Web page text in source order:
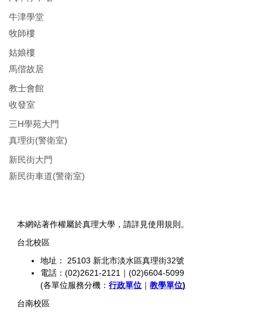
牛津學堂
牧師樓
姑娘樓
馬偕故居
教士會館
收發室
三H學苑大門
真理街(警衛室)
新民街大門
新民街車道(警衛室)
本網站著作權屬於真理大學，請詳見使用規則。
台北校區
地址： 25103 新北市淡水區真理街32號
電話：(02)2621-2121｜(02)6604-5099
(各單位服務分機： 行政單位 ｜ 教學單位)
台南校區